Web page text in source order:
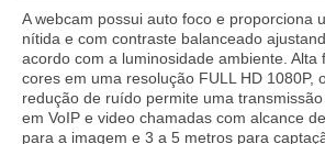
A webcam possui auto foco e proporciona
nítida e com contraste balanceado
acordo com a luminosidade ambiente. Alta
cores em uma resolução FULL HD 1080P,
redução de ruído permite uma
em VoIP e video chamadas com alcance
para a imagem e 3 a 5 metros para